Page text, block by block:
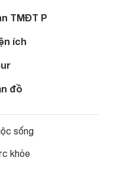
TMĐT P
ích
đồ
sống
khỏe